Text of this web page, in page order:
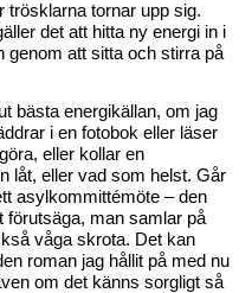
trösklarna tornar upp sig.
det att hitta ny energi in i
genom att sitta och stirra på
bästa energikällan, om jag
i en fotobok eller läser
eller kollar en
låt, eller vad som helst. Går
asylkommittémöte – den
förutsäga, man samlar på
våga skrota. Det kan
roman jag hållit på med nu
om det känns sorgligt så